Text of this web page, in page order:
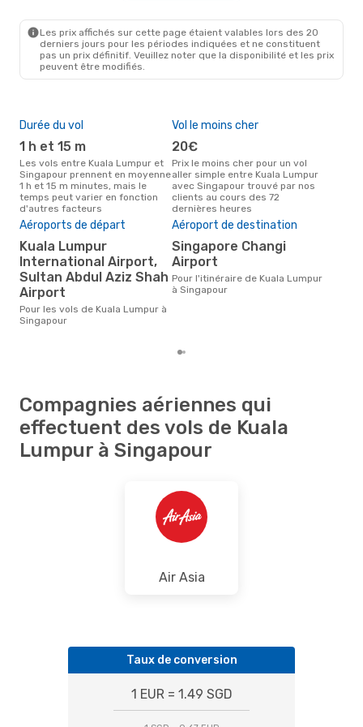
Les prix affichés sur cette page étaient valables lors des 20
derniers jours pour les périodes indiquées et ne constituent
pas un prix définitif. Veuillez noter que la disponibilité et les prix
peuvent être modifiés.
Durée du vol
1 h et 15 m
Les vols entre Kuala Lumpur et
Singapour prennent en moyenne
1 h et 15 m minutes, mais le
temps peut varier en fonction
d'autres facteurs
Vol le moins cher
20€
Prix le moins cher pour un vol
aller simple entre Kuala Lumpur
avec Singapour trouvé par nos
clients au cours des 72
dernières heures
Aéroports de départ
Kuala Lumpur
International Airport,
Sultan Abdul Aziz Shah
Airport
Pour les vols de Kuala Lumpur à
Singapour
Aéroport de destination
Singapore Changi
Airport
Pour l'itinéraire de Kuala Lumpur
à Singapour
Compagnies aériennes qui
effectuent des vols de Kuala
Lumpur à Singapour
Air Asia
Taux de conversion
1 EUR = 1.49 SGD